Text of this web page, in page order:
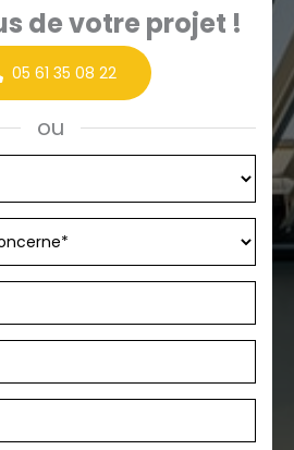
de votre projet !
05 61 35 08 22
ou